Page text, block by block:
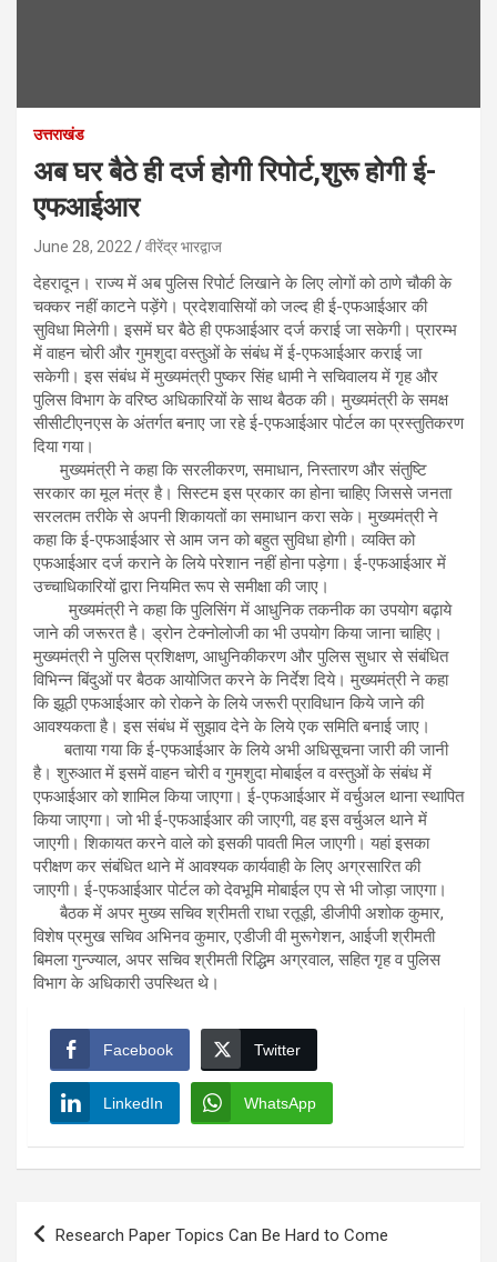
उत्तराखंड
अब घर बैठे ही दर्ज होगी रिपोर्ट,शुरू होगी ई-
एफआईआर
June 28, 2022 वीरेंद्र भारद्वाज
देहरादून। राज्य में अब पुलिस रिपोर्ट लिखाने के लिए लोगों को ठाणे चौकी के
चक्कर नहीं काटने पड़ेंगे। प्रदेशवासियों को जल्द ही ई-एफआईआर की
सुविधा मिलेगी। इसमें घर बैठे ही एफआईआर दर्ज कराई जा सकेगी। प्रारम्भ
में वाहन चोरी और गुमशुदा वस्तुओं के संबंध में ई-एफआईआर कराई जा
सकेगी। इस संबंध में मुख्यमंत्री पुष्कर सिंह धामी ने सचिवालय में गृह और
पुलिस विभाग के वरिष्ठ अधिकारियों के साथ बैठक की। मुख्यमंत्री के समक्ष
सीसीटीएनएस के अंतर्गत बनाए जा रहे ई-एफआईआर पोर्टल का प्रस्तुतिकरण
दिया गया।
मुख्यमंत्री ने कहा कि सरलीकरण, समाधान, निस्तारण और संतुष्टि
सरकार का मूल मंत्र है। सिस्टम इस प्रकार का होना चाहिए जिससे जनता
सरलतम तरीके से अपनी शिकायतों का समाधान करा सके। मुख्यमंत्री ने
कहा कि ई-एफआईआर से आम जन को बहुत सुविधा होगी। व्यक्ति को
एफआईआर दर्ज कराने के लिये परेशान नहीं होना पड़ेगा। ई-एफआईआर में
उच्चाधिकारियों द्वारा नियमित रूप से समीक्षा की जाए।
मुख्यमंत्री ने कहा कि पुलिसिंग में आधुनिक तकनीक का उपयोग बढ़ाये
जाने की जरूरत है। ड्रोन टेक्नोलोजी का भी उपयोग किया जाना चाहिए।
मुख्यमंत्री ने पुलिस प्रशिक्षण, आधुनिकीकरण और पुलिस सुधार से संबंधित
विभिन्न बिंदुओं पर बैठक आयोजित करने के निर्देश दिये। मुख्यमंत्री ने कहा
कि झूठी एफआईआर को रोकने के लिये जरूरी प्राविधान किये जाने की
आवश्यकता है। इस संबंध में सुझाव देने के लिये एक समिति बनाई जाए।
बताया गया कि ई-एफआईआर के लिये अभी अधिसूचना जारी की जानी
है। शुरुआत में इसमें वाहन चोरी व गुमशुदा मोबाईल व वस्तुओं के संबंध में
एफआईआर को शामिल किया जाएगा। ई-एफआईआर में वर्चुअल थाना स्थापित
किया जाएगा। जो भी ई-एफआईआर की जाएगी, वह इस वर्चुअल थाने में
जाएगी। शिकायत करने वाले को इसकी पावती मिल जाएगी। यहां इसका
परीक्षण कर संबंधित थाने में आवश्यक कार्यवाही के लिए अग्रसारित की
जाएगी। ई-एफआईआर पोर्टल को देवभूमि मोबाईल एप से भी जोड़ा जाएगा।
बैठक में अपर मुख्य सचिव श्रीमती राधा रतूड़ी, डीजीपी अशोक कुमार,
विशेष प्रमुख सचिव अभिनव कुमार, एडीजी वी मुरूगेशन, आईजी श्रीमती
बिमला गुन्ज्याल, अपर सचिव श्रीमती रिद्धिम अग्रवाल, सहित गृह व पुलिस
विभाग के अधिकारी उपस्थित थे।
Facebook Twitter
LinkedIn WhatsApp
Post
Research Paper Topics Can Be Hard to Come